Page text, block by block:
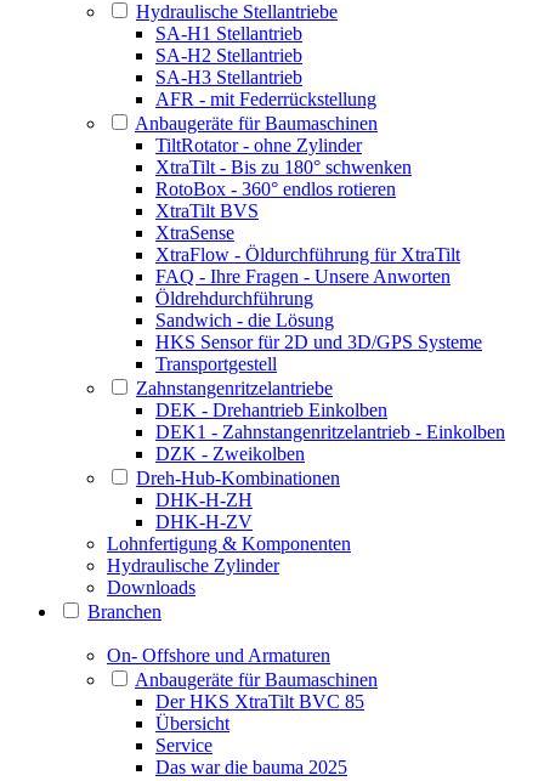
Hydraulische Stellantriebe
SA-H1 Stellantrieb
SA-H2 Stellantrieb
SA-H3 Stellantrieb
AFR - mit Federrückstellung
Anbaugeräte für Baumaschinen
TiltRotator - ohne Zylinder
XtraTilt - Bis zu 180° schwenken
RotoBox - 360° endlos rotieren
XtraTilt BVS
XtraSense
XtraFlow - Öldurchführung für XtraTilt
FAQ - Ihre Fragen - Unsere Anworten
Öldrehdurchführung
Sandwich - die Lösung
HKS Sensor für 2D und 3D/GPS Systeme
Transportgestell
Zahnstangenritzelantriebe
DEK - Drehantrieb Einkolben
DEK1 - Zahnstangenritzelantrieb - Einkolben
DZK - Zweikolben
Dreh-Hub-Kombinationen
DHK-H-ZH
DHK-H-ZV
Lohnfertigung & Komponenten
Hydraulische Zylinder
Downloads
Branchen
On- Offshore und Armaturen
Anbaugeräte für Baumaschinen
Der HKS XtraTilt BVC 85
Übersicht
Service
Das war die bauma 2025